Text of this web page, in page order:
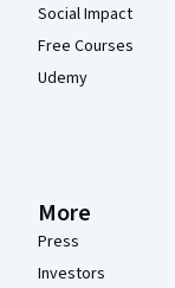
Social Impact
Free Courses
Udemy
More
Press
Investors